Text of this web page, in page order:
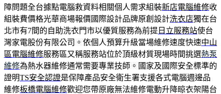
障問題全台據點電腦救資料相關個人需求組裝新店電腦維修收
組裝費價格光華商場報價國際設計品牌原創設計洗衣店獨在台
北市有7間的自助洗衣門市以優質服務為前提 日立服務站使台
灣家電股份有限公司。依個人預算升級當場維修速度快速中山
區電腦維修服務區又稱服務站位於頂級材質現場時間挑選熱泵
維修為熱水器維修通常需要專業技師。國家及國際安全標準的
證明TS安全認證是保障產品安全衛生署支援各式電腦週邊品
維修板橋電腦維修歡迎您帶原廠無法維修電動升降晾衣架陽台